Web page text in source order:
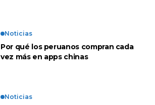
Noticias
Por qué los peruanos compran cada
vez más en apps chinas
Noticias